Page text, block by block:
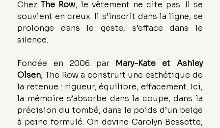
Chez The Row, le vêtement ne cite pas. Il se
souvient en creux. Il s’inscrit dans la ligne, se
prolonge dans le geste, s’efface dans le
silence.
Fondée en 2006 par Mary-Kate et Ashley
Olsen, The Row a construit une esthétique de
la retenue : rigueur, équilibre, effacement. Ici,
la mémoire s’absorbe dans la coupe, dans la
précision du tombé, dans le poids d’un beige
à peine formulé. On devine Carolyn Bessette,